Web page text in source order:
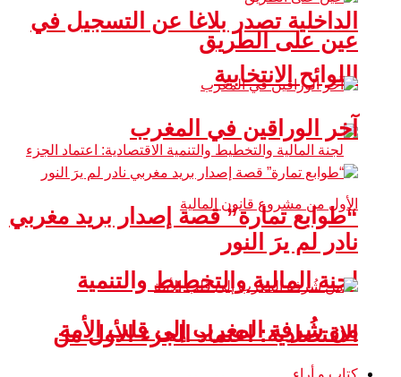
الداخلية تصدر بلاغا عن التسجيل في
اللوائح الانتخابية
لجنة المالية والتخطيط والتنمية
الاقتصادية: اعتماد الجزء الأول من
عين على الطريق
آخر الوراقين في المغرب
“طوابع تمارة” قصة إصدار بريد مغربي
نادر لم يرَ النور
من شُرفة المغرب إلى قلب الأمة
كتاب و أراء